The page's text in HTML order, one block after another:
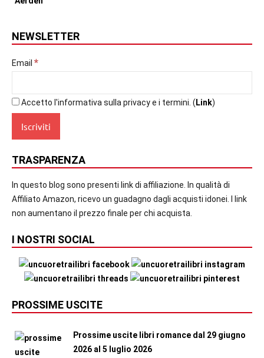
NEWSLETTER
Email *
Accetto l'informativa sulla privacy e i termini. ( Link)
TRASPARENZA
In questo blog sono presenti link di affiliazione. In qualità di
Affiliato Amazon, ricevo un guadagno dagli acquisti idonei. I link
non aumentano il prezzo finale per chi acquista.
I NOSTRI SOCIAL
PROSSIME USCITE
Prossime uscite libri romance dal 29 giugno
2026 al 5 luglio 2026